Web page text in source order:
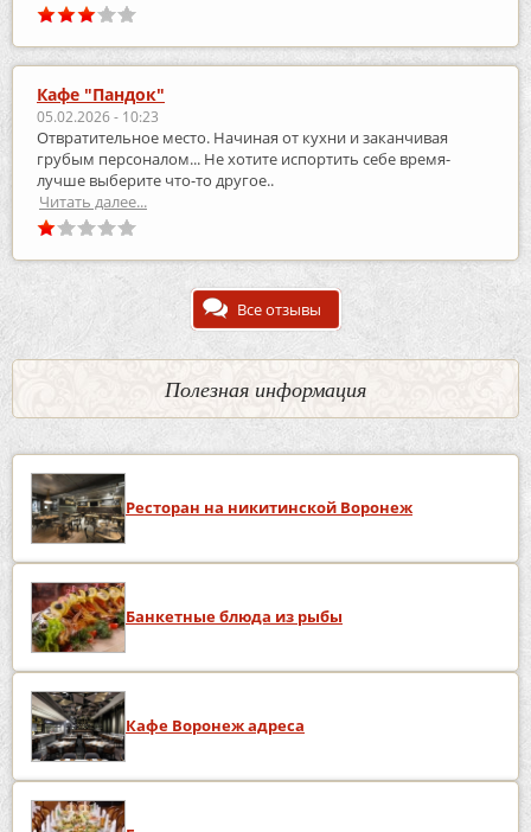
Кафе "Пандок"
05.02.2026 - 10:23
Отвратительное место. Начиная от кухни и заканчивая
грубым персоналом... Не хотите испортить себе время-
лучше выберите что-то другое..
Читать далее...
Все отзывы
Полезная информация
Ресторан на никитинской Воронеж
Банкетные блюда из рыбы
Кафе Воронеж адреса